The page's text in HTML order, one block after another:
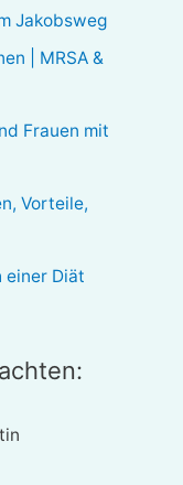
Jakobsweg
| MRSA &
Frauen mit
Vorteile,
einer Diät